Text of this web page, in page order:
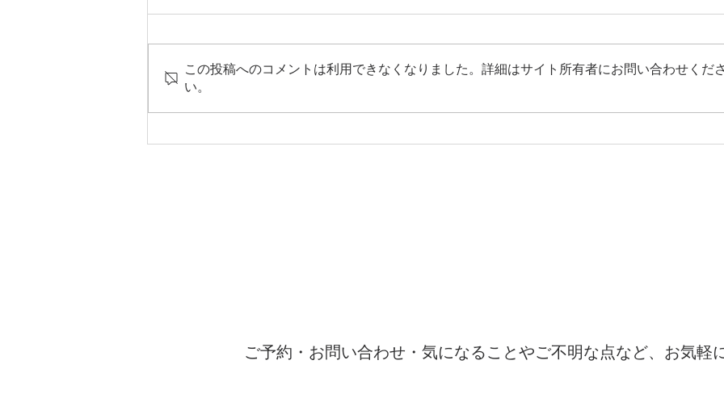
あらためまして、Lebenと
観
この投稿へのコメントは利用できなくなりました。詳細はサイト所有者にお問い合わせくだ
い。
ご予約・お問い合わせ・気になることやご不明な点など、お気軽